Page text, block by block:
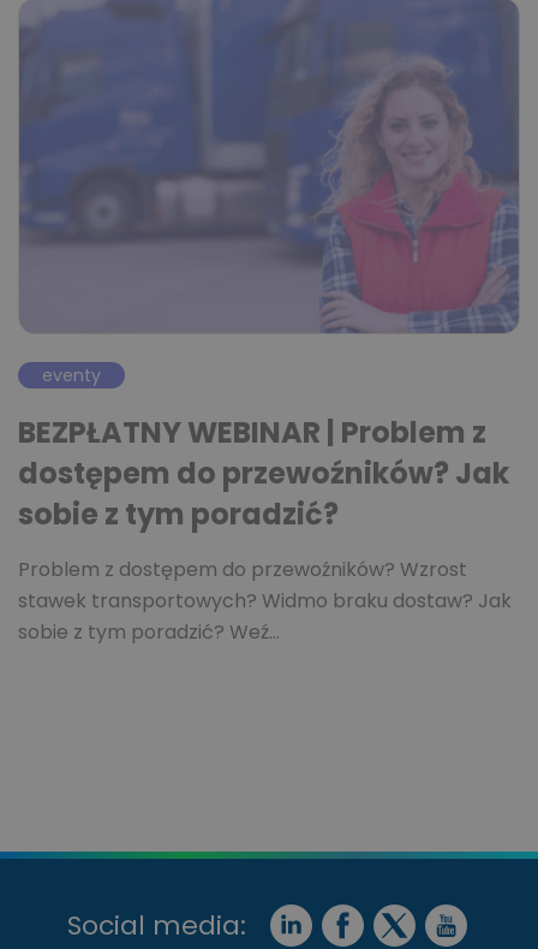
eventy
BEZPŁATNY WEBINAR | Problem z
dostępem do przewoźników? Jak
sobie z tym poradzić?
Problem z dostępem do przewoźników? Wzrost
stawek transportowych? Widmo braku dostaw? Jak
sobie z tym poradzić? Weź…
Social media: